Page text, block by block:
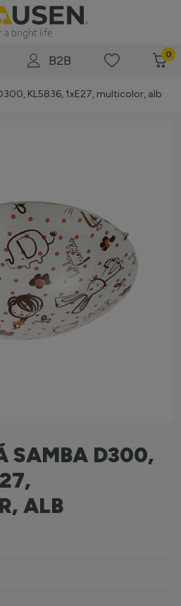
B2B 0
KL5836, 1xE27, multicolor, alb
SAMBA D300,
ALB